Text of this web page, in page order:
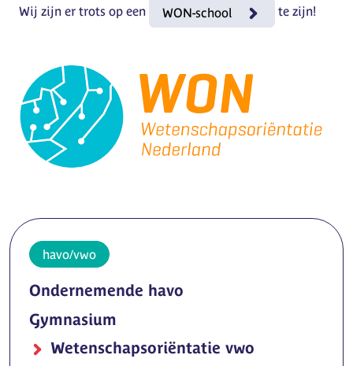
Wij zijn er trots op een WON-school te zijn!
havo/vwo
Ondernemende havo
Gymnasium
Wetenschapsoriëntatie vwo